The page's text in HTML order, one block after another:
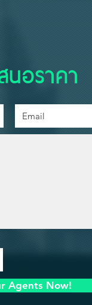
นอราคา
Agents Now!